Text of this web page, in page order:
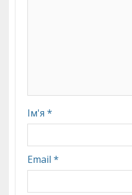
Ім'я *
Email *